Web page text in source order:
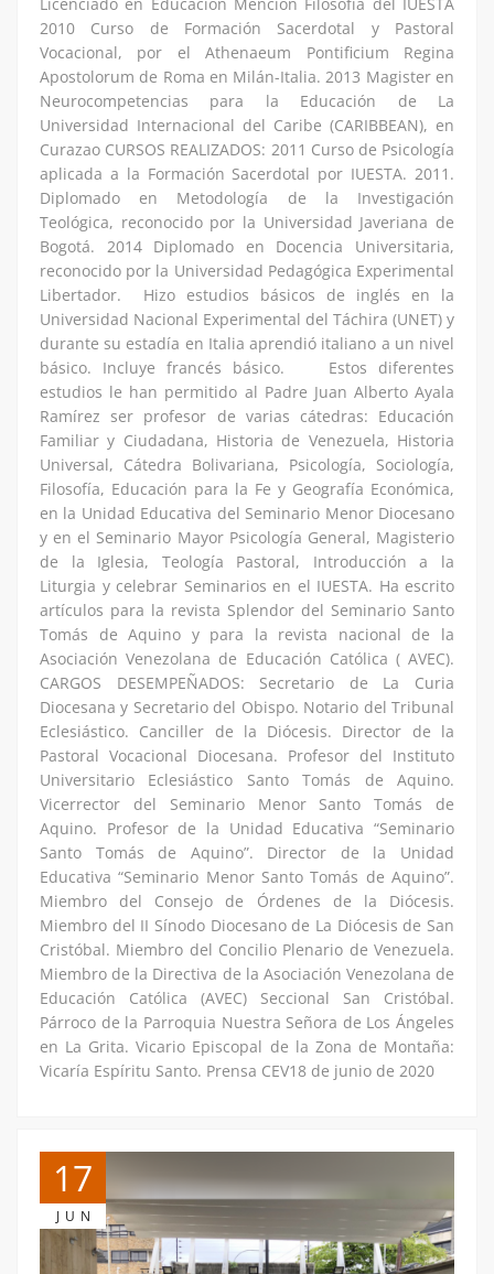
2010 Curso de Formación Sacerdotal y Pastoral
Vocacional, por el Athenaeum Pontificium Regina
Apostolorum de Roma en Milán-Italia. 2013 Magister en
Neurocompetencias para la Educación de La
Universidad Internacional del Caribe (CARIBBEAN), en
Curazao CURSOS REALIZADOS: 2011 Curso de Psicología
aplicada a la Formación Sacerdotal por IUESTA. 2011.
Diplomado en Metodología de la Investigación
Teológica, reconocido por la Universidad Javeriana de
Bogotá. 2014 Diplomado en Docencia Universitaria,
reconocido por la Universidad Pedagógica Experimental
Libertador. Hizo estudios básicos de inglés en la
Universidad Nacional Experimental del Táchira (UNET) y
durante su estadía en Italia aprendió italiano a un nivel
básico. Incluye francés básico. Estos diferentes
estudios le han permitido al Padre Juan Alberto Ayala
Ramírez ser profesor de varias cátedras: Educación
Familiar y Ciudadana, Historia de Venezuela, Historia
Universal, Cátedra Bolivariana, Psicología, Sociología,
Filosofía, Educación para la Fe y Geografía Económica,
en la Unidad Educativa del Seminario Menor Diocesano
y en el Seminario Mayor Psicología General, Magisterio
de la Iglesia, Teología Pastoral, Introducción a la
Liturgia y celebrar Seminarios en el IUESTA. Ha escrito
artículos para la revista Splendor del Seminario Santo
Tomás de Aquino y para la revista nacional de la
Asociación Venezolana de Educación Católica ( AVEC).
CARGOS DESEMPEÑADOS: Secretario de La Curia
Diocesana y Secretario del Obispo. Notario del Tribunal
Eclesiástico. Canciller de la Diócesis. Director de la
Pastoral Vocacional Diocesana. Profesor del Instituto
Universitario Eclesiástico Santo Tomás de Aquino.
Vicerrector del Seminario Menor Santo Tomás de
Aquino. Profesor de la Unidad Educativa “Seminario
Santo Tomás de Aquino”. Director de la Unidad
Educativa “Seminario Menor Santo Tomás de Aquino”.
Miembro del Consejo de Órdenes de la Diócesis.
Miembro del II Sínodo Diocesano de La Diócesis de San
Cristóbal. Miembro del Concilio Plenario de Venezuela.
Miembro de la Directiva de la Asociación Venezolana de
Educación Católica (AVEC) Seccional San Cristóbal.
Párroco de la Parroquia Nuestra Señora de Los Ángeles
en La Grita. Vicario Episcopal de la Zona de Montaña:
Vicaría Espíritu Santo. Prensa CEV18 de junio de 2020
17
JUN